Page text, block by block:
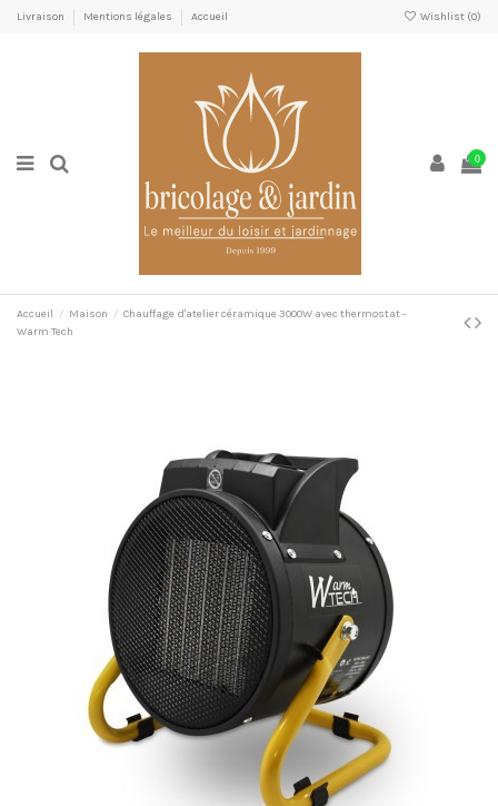
Livraison Mentions légales Accueil Wishlist (0)
0
Accueil Maison
Chauffage d'atelier céramique 3000W avec thermostat -
Warm Tech